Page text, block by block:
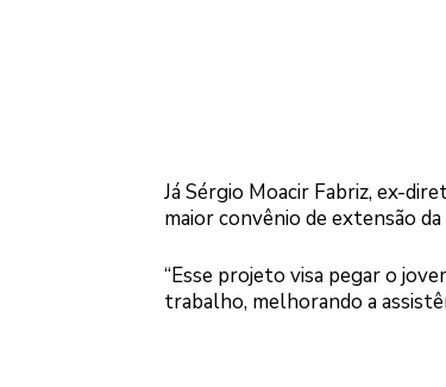
Já Sérgio Moacir Fabriz, ex-
maior convênio de extensão
“Esse projeto visa pegar o
trabalho, melhorando a